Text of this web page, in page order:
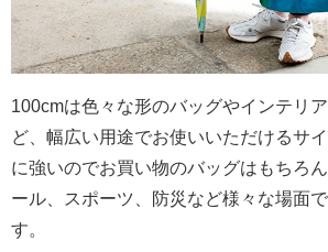
100cmは色々な形のバッグやインテリ
ど、幅広い用途でお使いいただけるサ
に強いのでお買い物のバッグはもちろ
ール、スポーツ、防災など様々な場面
す。